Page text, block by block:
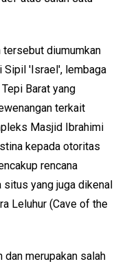
diumumkan
Sipil 'Israel', lembaga
Barat yang
terkait
Masjid Ibrahimi
kepada otoritas
rencana
situs yang juga dikenal
Leluhur (Cave of the
merupakan salah